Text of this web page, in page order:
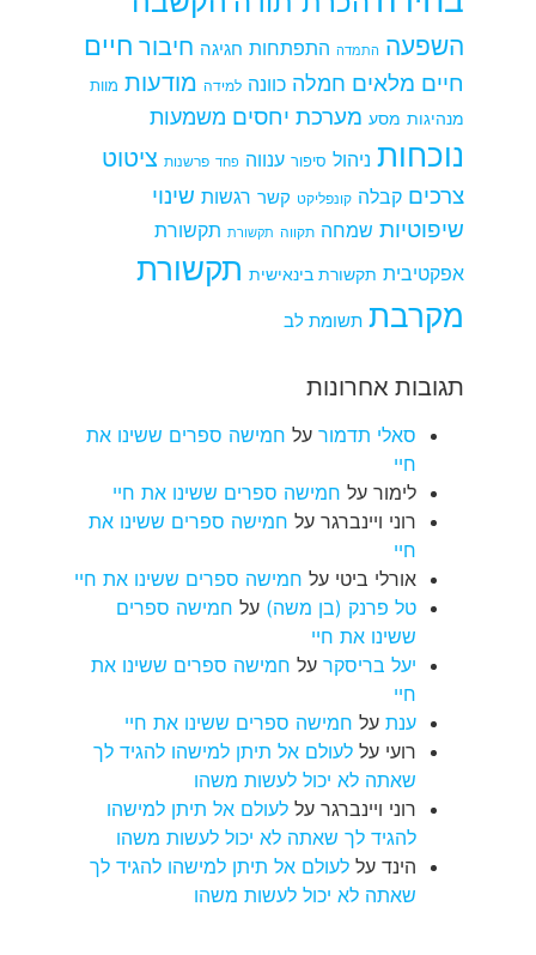
השפעה התמדה התפתחות חגיגה חיבור חיים
חיים מלאים חמלה כוונה למידה מודעות מוות
מנהיגות מסע מערכת יחסים משמעות
נוכחות ניהול סיפור ענווה פחד פרשנות ציטוט
צרכים קבלה קונפליקט קשר רגשות שינוי
שיפוטיות שמחה תקווה תקשורת תקשורת
אפקטיבית תקשורת בינאישית תקשורת
מקרבת תשומת לב
תגובות אחרונות
סאלי תדמור על חמישה ספרים ששינו את
חיי
לימור על חמישה ספרים ששינו את חיי
רוני ויינברגר על חמישה ספרים ששינו את
חיי
אורלי ביטי על חמישה ספרים ששינו את חיי
טל פרנק (בן משה) על חמישה ספרים
ששינו את חיי
יעל בריסקר על חמישה ספרים ששינו את
חיי
ענת על חמישה ספרים ששינו את חיי
רועי על לעולם אל תיתן למישהו להגיד לך
שאתה לא יכול לעשות משהו
רוני ויינברגר על לעולם אל תיתן למישהו
להגיד לך שאתה לא יכול לעשות משהו
הינד על לעולם אל תיתן למישהו להגיד לך
שאתה לא יכול לעשות משהו